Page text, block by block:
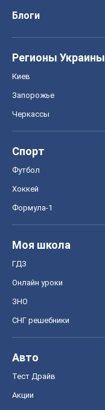
Блоги
Регионы Украины
Киев
Запорожье
Черкассы
Спорт
Футбол
Хоккей
Формула-1
Моя школа
ГДЗ
Онлайн уроки
ЗНО
СНГ решебники
Авто
Тест Драйв
Акции